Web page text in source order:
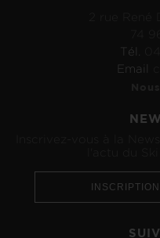
Tél.
Email